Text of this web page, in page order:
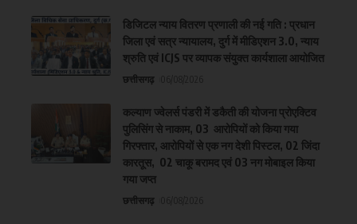
डिजिटल न्याय वितरण प्रणाली की नई गति : प्रधान
जिला एवं सत्र न्यायालय, दुर्ग में मीडिएशन 3.0, न्याय
श्रुति एवं ICJS पर व्यापक संयुक्त कार्यशाला आयोजित
छत्तीसगढ़
कल्याण ज्वेलर्स पंडरी में डकैती की योजना प्रोएक्टिव
पुलिसिंग से नाकाम, 03 आरोपियों को किया गया
गिरफ्तार, आरोपियों से एक नग देशी पिस्टल, 02 जिंदा
कारतूस, 02 चाकू बरामद एवं 03 नग मोबाइल किया
गया जप्त
छत्तीसगढ़